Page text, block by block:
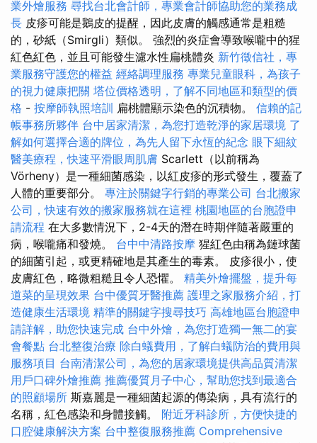
業外燴服務 尋找台北會計師，專業會計師協助您的業務成
長 皮疹可能是鵝皮的提醒，因此皮膚的觸感通常是粗糙
的，砂紙（Smirgli）類似。 強烈的炎症會導致喉嚨中的猩
紅色紅色，並且可能發生濾水性扁桃體炎 新竹徵信社，專
業服務守護您的權益 經絡調理服務 專業兒童眼科，為孩子
的視力健康把關 塔位價格透明，了解不同地區和類型的價
格 - 按摩師執照培訓 扁桃體顯示染色的沉積物。 信賴的記
帳事務所夥伴 台中居家清潔，為您打造乾淨的家居環境 了
解如何選擇合適的牌位，為先人留下永恆的紀念 眼下細紋
醫美療程，快速平滑眼周肌膚 Scarlett（以前稱為
Vörheny）是一種細菌感染，以紅皮疹的形式發生，覆蓋了
人體的重要部分。 專注於關鍵字行銷的專業公司 台北搬家
公司，快速有效的搬家服務就在這裡 桃園地區的台胞證申
請流程 在大多數情況下，2-4天的潛在時期伴隨著嚴重的
病，喉嚨痛和發燒。 台中中清路按摩 猩紅色由稱為鏈球菌
的細菌引起，或更精確地是其產生的毒素。 皮疹很小，使
皮膚紅色，略微粗糙且令人恐懼。 精美外燴擺盤，提升每
道菜的呈現效果 台中優質牙醫推薦 護理之家服務介紹，打
造健康生活環境 精準的關鍵字搜尋技巧 高雄地區台胞證申
請詳解，助您快速完成 台中外燴，為您打造獨一無二的宴
會餐點 台北整復治療 除白蟻費用，了解白蟻防治的費用與
服務項目 台南清潔公司，為您的居家環境提供高品質清潔
用戶口碑外燴推薦 推薦優質月子中心，幫助您找到最適合
的照顧場所 斯嘉麗是一種細菌起源的傳染病，具有流行的
名稱，紅色感染和身體接觸。 附近牙科診所，方便快捷的
口腔健康解決方案 台中整復服務推薦 Comprehensive